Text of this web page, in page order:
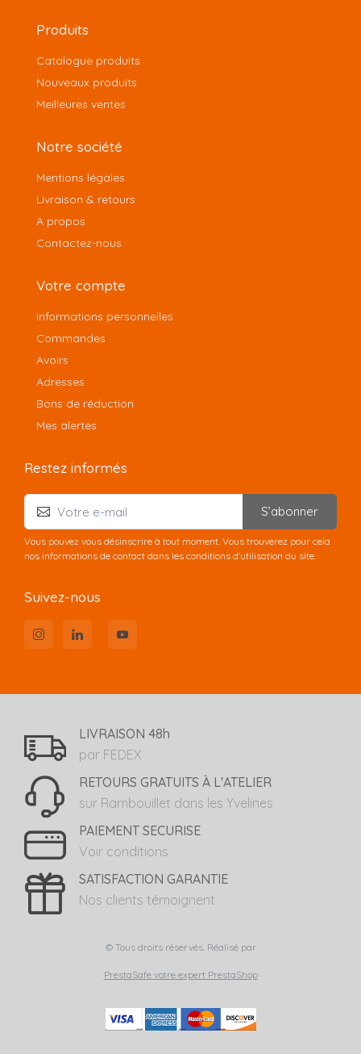
Produits
Catalogue produits
Nouveaux produits
Meilleures ventes
Notre société
Mentions légales
Livraison & retours
A propos
Contactez-nous
Votre compte
Informations personnelles
Commandes
Avoirs
Adresses
Bons de réduction
Mes alertes
Restez informés
S’abonner
Vous pouvez vous désinscrire à tout moment. Vous trouverez pour cela
nos informations de contact dans les conditions d'utilisation du site.
Suivez-nous
LIVRAISON 48h
par FEDEX
RETOURS GRATUITS À L'ATELIER
sur Rambouillet dans les Yvelines
PAIEMENT SECURISE
Voir conditions
SATISFACTION GARANTIE
Nos clients témoignent
© Tous droits réservés. Réalisé par
PrestaSafe votre expert PrestaShop